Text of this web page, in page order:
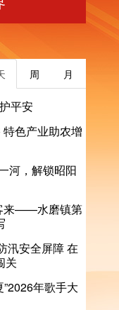
月
周
平安
色产业助农增
河，解锁昭阳
来——水磨镇第
汛安全屏障 在
关
年歌手大